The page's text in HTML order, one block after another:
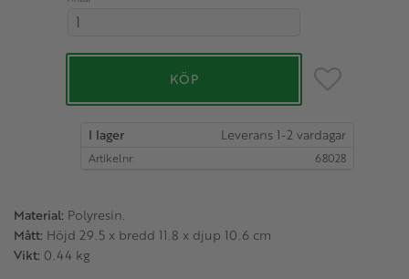
KÖP Lägg till i
I lager
Artikelnr 68028
Material: Polyresin.
Mått: Höjd 29.5 x bredd 11.8 x djup 10.6 cm
Vikt: 0.44 kg